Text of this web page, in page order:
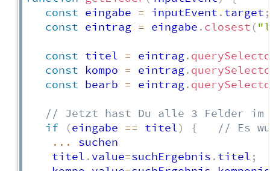
const eingabe = inputEvent . target ;
const eintrag = eingabe . closest (
const titel = eintrag.
const kompo = eintrag.
const bearb = eintrag.
// Jetzt hast Du alle 3 Felder
if
(eingabe == titel) {
// Es
...
suchen
    titel
. value=suchErgebnis . titel ;